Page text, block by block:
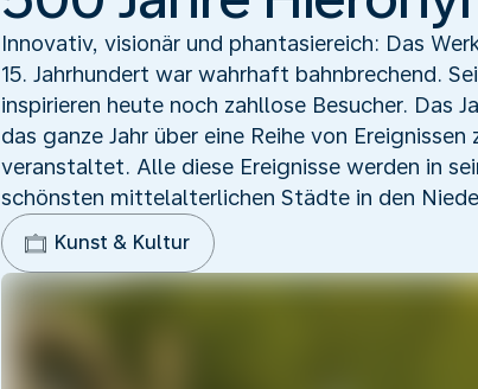
Innovativ, visionär und phantasiereich: Das
15. Jahrhundert war wahrhaft bahnbrechend.
inspirieren heute noch zahllose Besucher. Das
das ganze Jahr über eine Reihe von
veranstaltet. Alle diese Ereignisse werden in
schönsten mittelalterlichen Städte in den
Kunst & Kultur